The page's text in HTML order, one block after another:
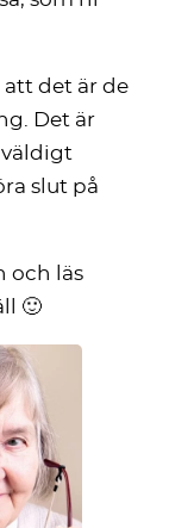
att det är de
Det är
väldigt
slut på
och läs
🙂